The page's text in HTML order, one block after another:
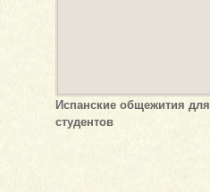
Испанские общежития для
студентов